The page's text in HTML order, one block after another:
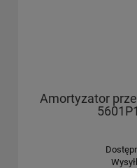
Amortyzator